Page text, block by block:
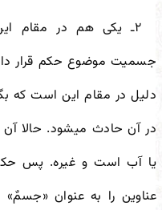
۲ـ یکی هم در مقام
جسمیت موضوع حکم قرار
دلیل در مقام این است که
در آن حادث میشود. حالا
یا آب است و غیره. پس
عناوین را به عنوان «جسمٌ»